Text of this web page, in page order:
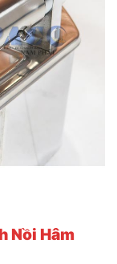
Nồi Hâm